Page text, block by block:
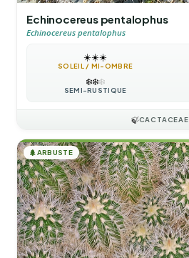
Echinocereus pentalophus
Echinocereus pentalophus
☀️☀️☀️
SOLEIL / MI-OMBRE
❄️❄️❄️
SEMI-RUSTIQUE
🍃CACTACEAE
🌲ARBUSTE